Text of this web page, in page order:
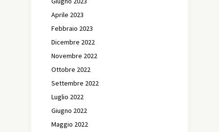
Aprile 2023
Febbraio 2023
Dicembre 2022
Novembre 2022
Ottobre 2022
Settembre 2022
Luglio 2022
Giugno 2022
Maggio 2022